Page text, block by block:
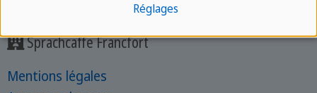
Sprachcaffe Francfort
Mentions légales
Réglages